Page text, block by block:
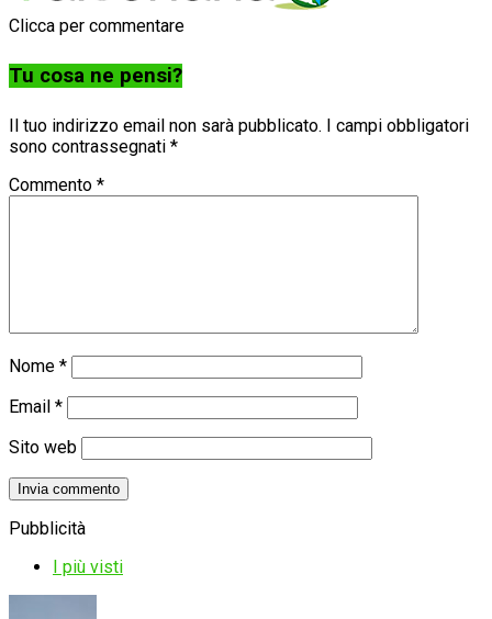
Clicca per commentare
Tu cosa ne pensi?
Il tuo indirizzo email non sarà pubblicato. I campi obbligatori
sono contrassegnati *
Commento *
Nome *
Email *
Sito web
Pubblicità
I più visti